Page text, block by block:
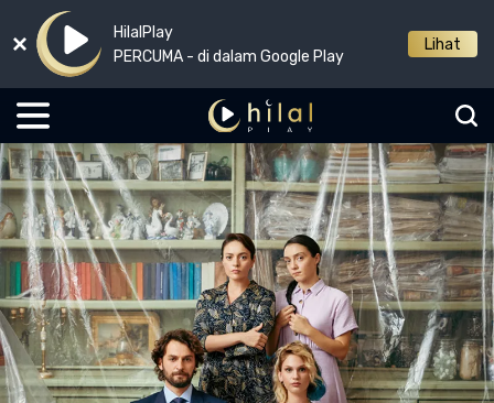
HilalPlay
PERCUMA - di dalam Google Play
Lihat